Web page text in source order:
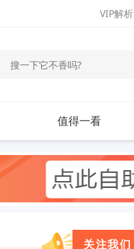
VIP解析
值得一看
关注我们